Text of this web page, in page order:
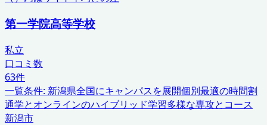
第一学院高等学校
私立
口コミ数
63件
一覧条件: 新潟県全国にキャンパスを展開個別最適の時間割
通学とオンラインのハイブリッド学習多様な専攻とコース
新潟市